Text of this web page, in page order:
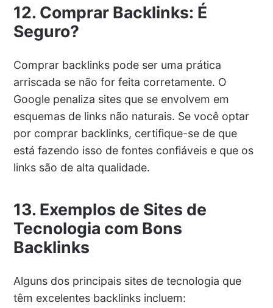
12. Comprar Backlinks: É
Seguro?
Comprar backlinks pode ser uma prática
arriscada se não for feita corretamente. O
Google penaliza sites que se envolvem em
esquemas de links não naturais. Se você optar
por comprar backlinks, certifique-se de que
está fazendo isso de fontes confiáveis e que os
links são de alta qualidade.
13. Exemplos de Sites de
Tecnologia com Bons
Backlinks
Alguns dos principais sites de tecnologia que
têm excelentes backlinks incluem: